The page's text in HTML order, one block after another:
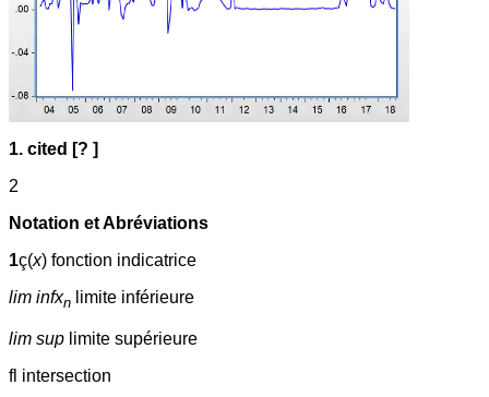
1. cited [? ]
2
Notation et Abréviations
1ç(x) fonction indicatrice
lim infxn limite inférieure
lim sup limite supérieure
fl intersection